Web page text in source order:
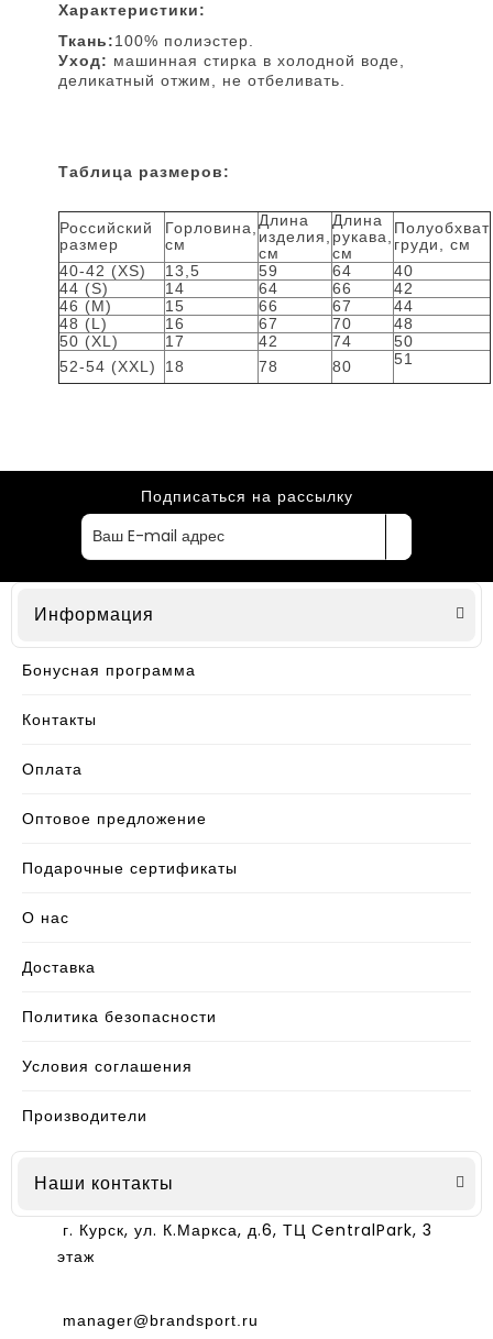
Характеристики:
Ткань:100% полиэстер.
Уход: машинная стирка в холодной воде,
деликатный отжим, не отбеливать.
Таблица размеров:
Российский
размер
Горловина,
см
Длина
изделия,
см
Длина
рукава,
см
Полуобхват
груди, см
40-42 (XS)
13,5 59 64
40
44 (S)
14 64 66
42
46 (M)
15 66 67
44
48 (L)
16 67 70
48
50 (XL)
17 42 74
50
52-54 (XXL)
18 78 80 51
Подписаться на рассылку
Информация
Бонусная программа
Контакты
Оплата
Оптовое предложение
Подарочные сертификаты
О нас
Доставка
Политика безопасности
Условия соглашения
Производители
Наши контакты
г. Курск, ул. К.Маркса, д.6, ТЦ CentralPark, 3
этаж
manager@brandsport.ru